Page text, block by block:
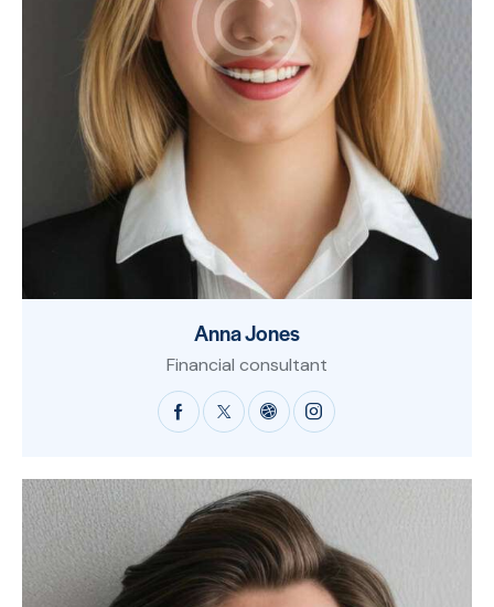
Anna Jones
Financial consultant